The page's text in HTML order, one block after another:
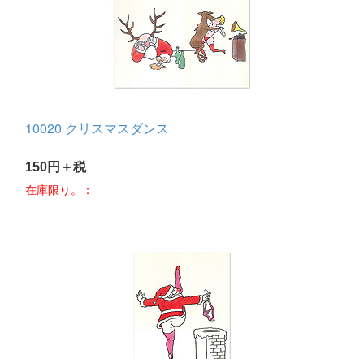
10020 クリスマスダンス
150円＋税
在庫限り。：